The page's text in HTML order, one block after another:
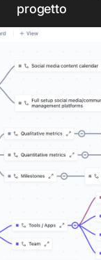
progetto